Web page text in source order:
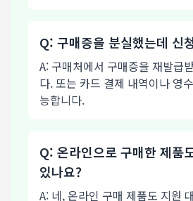
Q: 구매증을 분실했는데 신
A: 구매처에서 구매증을 재발급
다. 또는 카드 결제 내역이나 영
능합니다.
Q: 온라인으로 구매한 제품
있나요?
A: 네, 온라인 구매 제품도 지원